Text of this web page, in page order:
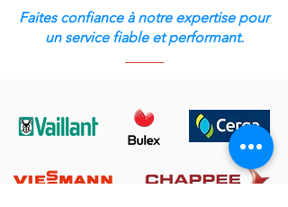
Faites confiance à notre expertise pour
un service fiable et performant.